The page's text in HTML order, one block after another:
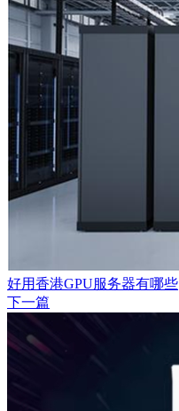
好用香港GPU服务器有哪些
下一篇